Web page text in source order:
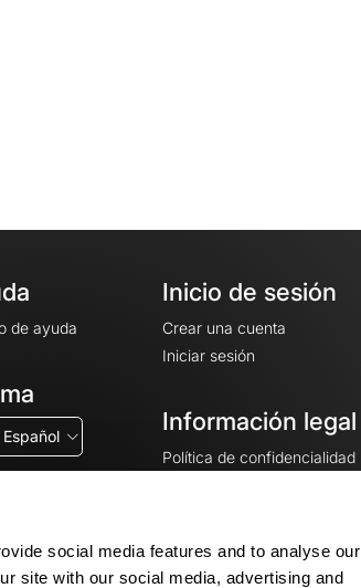
social media features and to analyse our
site with our social media, advertising and
de ayuda
Español
Inicio de sesión
Crear una cuenta
Iniciar sesión
Información legal
Política de confidencialidad
Avisos legales
Configuración de cookies